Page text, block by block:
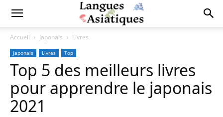
Accueil Japonais Livres
Japonais Livres Top
Top 5 des meilleurs livres
pour apprendre le japonais
2021